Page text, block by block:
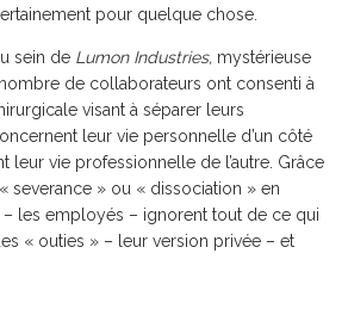
pour quelque chose.
sein de Lumon Industries, mystérieuse
de collaborateurs ont consenti à
visant à séparer leurs
leur vie personnelle d’un côté
leur vie professionnelle de l’autre. Grâce
severance » ou « dissociation » en
– les employés – ignorent tout de ce qui
« outies » – leur version privée – et